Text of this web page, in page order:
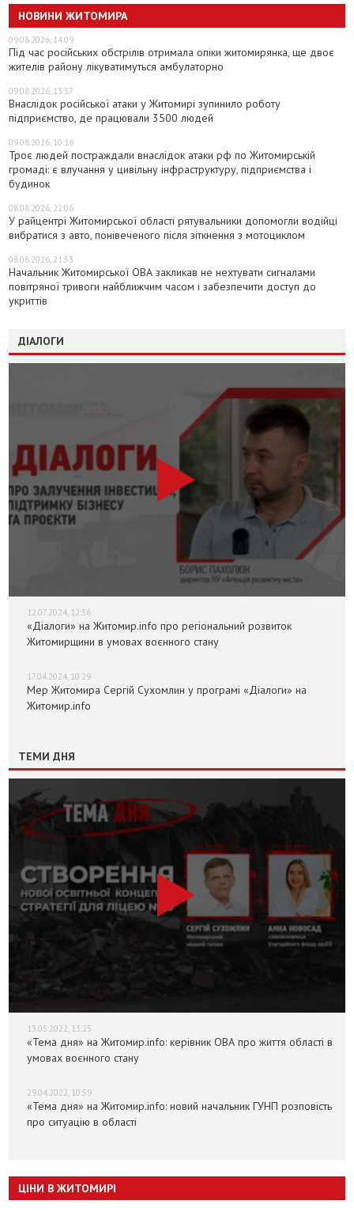
НОВИНИ ЖИТОМИРА
09.08.2026, 14:09
Під час російських обстрілів отримала опіки житомирянка, ще двоє
жителів району лікуватимуться амбулаторно
09.08.2026, 13:37
Внаслідок російської атаки у Житомирі зупинило роботу
підприємство, де працювали 3500 людей
09.08.2026, 10:16
Троє людей постраждали внаслідок атаки рф по Житомирській
громаді: є влучання у цивільну інфраструктуру, підприємства і
будинок
08.08.2026, 22:06
У райцентрі Житомирської області рятувальники допомогли водійці
вибратися з авто, понівеченого після зіткнення з мотоциклом
08.08.2026, 21:53
Начальник Житомирської ОВА закликав не нехтувати сигналами
повітряної тривоги найближчим часом і забезпечити доступ до
укриттів
ДІАЛОГИ
12.07.2024, 12:36
«Діалоги» на Житомир.info про регіональний розвиток
Житомирщини в умовах воєнного стану
17.04.2024, 10:29
Мер Житомира Сергій Сухомлин у програмі «Діалоги» на
Житомир.info
ТЕМИ ДНЯ
13.05.2022, 13:25
«Тема дня» на Житомир.info: керівник ОВА про життя області в
умовах воєнного стану
29.04.2022, 10:59
«Тема дня» на Житомир.info: новий начальник ГУНП розповість
про ситуацію в області
ЦІНИ В ЖИТОМИРІ